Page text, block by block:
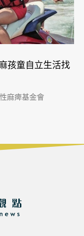
孩童自立生活找
麻痺基金會